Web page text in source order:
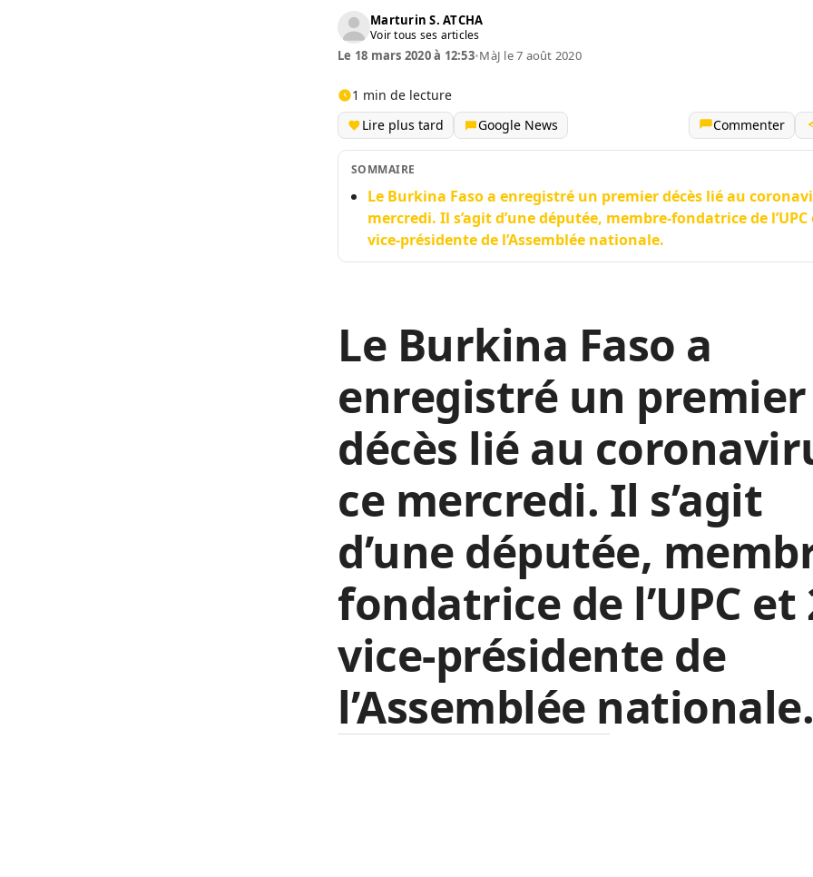
Marturin S. ATCHA
Voir tous ses articles
Le 18 mars 2020 à 12:53•MàJ le 7 août 2020
1 min de lecture
Lire plus tard
Google News Commenter
SOMMAIRE
Le Burkina Faso a enregistré un premier décès lié au
mercredi. Il s’agit d’une députée, membre-fondatrice de l’UPC
vice-présidente de l’Assemblée nationale.
Le Burkina Faso a
enregistré un premier
décès lié au
ce mercredi. Il s’agit
d’une députée,
fondatrice de l’UPC et
vice-présidente de
l’Assemblée nationale.